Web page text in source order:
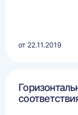
от 22.11.2019